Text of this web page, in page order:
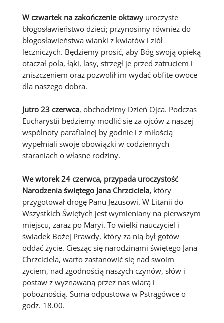
W czwartek na zakończenie oktawyuroczyste
błogosławieństwo dzieci; przynosimy również do
błogosławieństwa wianki z kwiatów i ziół
leczniczych. Będziemy prosić, aby Bóg swoją opieką
otaczał pola, łąki, lasy, strzegł je przed zatruciem i
zniszczeniem oraz pozwolił im wydać obfite owoce
dla naszego dobra.
Jutro 23 czerwca, obchodzimy Dzień Ojca. Podczas
Eucharystii będziemy modlić się za ojców z naszej
wspólnoty parafialnej by godnie i z miłością
wypełniali swoje obowiązki w codziennych
staraniach o własne rodziny.
We wtorek 24 czerwca, przypada uroczystość
Narodzenia świętego Jana Chrzciciela,który
przygotował drogę Panu Jezusowi. W Litanii do
Wszystkich Świętych jest wymieniany na pierwszym
miejscu, zaraz po Maryi. To wielki nauczyciel i
świadek Bożej Prawdy, który za nią był gotów
oddać życie. Ciesząc się narodzinami świętego Jana
Chrzciciela, warto zastanowić się nad swoim
życiem, nad zgodnością naszych czynów, słów i
postaw z wyznawaną przez nas wiarą i
pobożnością. Suma odpustowa w Pstrągówce o
godz. 18.00.